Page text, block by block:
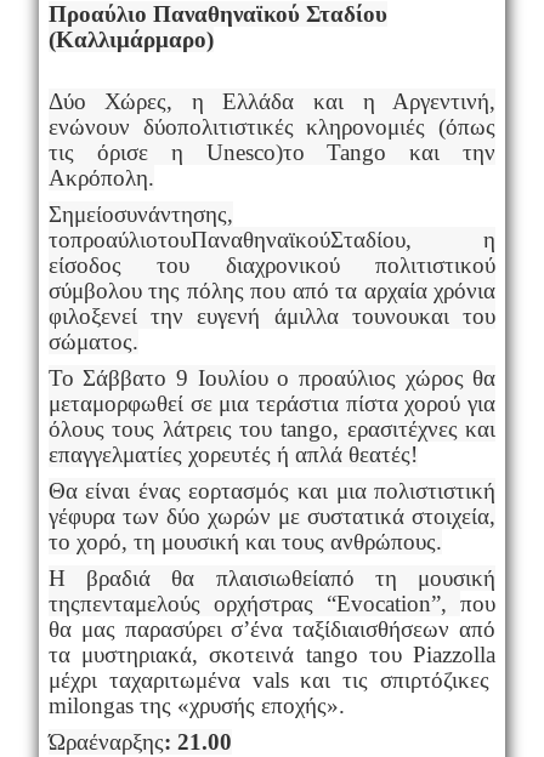
Προαύλιο Παναθηναϊκού Σταδίου
(Καλλιμάρμαρο)
Δύο Χώρες, η Ελλάδα και η Αργεντινή,
ενώνουν δύοπολιτιστικές κληρονομιές (όπως
τις όρισε η Unesco)τοTango και την
Ακρόπολη.
Σημείοσυνάντησης,
τοπροαύλιοτουΠαναθηναϊκούΣταδίου, η
είσοδος του διαχρονικού πολιτιστικού
σύμβολου της πόλης που από τα αρχαία χρόνια
φιλοξενεί την ευγενή άμιλλα τουνουκαι του
σώματος.
Το Σάββατο 9 Ιουλίου ο προαύλιος χώρος θα
μεταμορφωθεί σε μια τεράστια πίστα χορού για
όλους τους λάτρεις τουtango, ερασιτέχνες και
επαγγελματίες χορευτές ή απλά θεατές!
Θα είναι ένας εορτασμός και μια πολιστιστική
γέφυρα των δύο χωρών με συστατικά στοιχεία,
το χορό, τη μουσική και τους ανθρώπους.
Η βραδιά θα πλαισιωθείαπό τη μουσική
τηςπενταμελούς ορχήστρας “Evocation”,που
θα μας παρασύρει σ’ένα ταξίδιαισθήσεων από
τα μυστηριακά, σκοτεινά tango τουPiazzolla
μέχρι ταχαριτωμένα valsκαι τις σπιρτόζικες
milongasτης «χρυσής εποχής».
Ώραέναρξης: 21.00